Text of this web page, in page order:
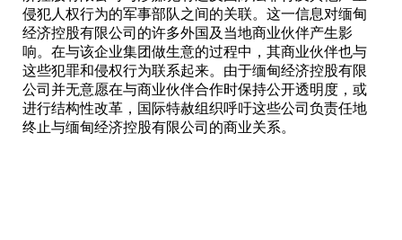
侵犯人权行为的军事部队之间的关联。这一信息对缅甸
经济控股有限公司的许多外国及当地商业伙伴产生影
响。在与该企业集团做生意的过程中，其商业伙伴也与
这些犯罪和侵权行为联系起来。由于缅甸经济控股有限
公司并无意愿在与商业伙伴合作时保持公开透明度，或
进行结构性改革，国际特赦组织呼吁这些公司负责任地
终止与缅甸经济控股有限公司的商业关系。